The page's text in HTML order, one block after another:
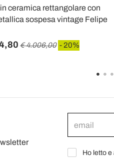
ceramica rettangolare con
sospesa vintage Felipe
€ 4.006,00 - 20%
Ho letto e